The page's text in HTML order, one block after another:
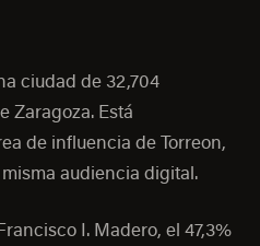
ciudad de 32,704
Zaragoza. Está
de influencia de Torreon,
audiencia digital.
I. Madero, el 47,3%